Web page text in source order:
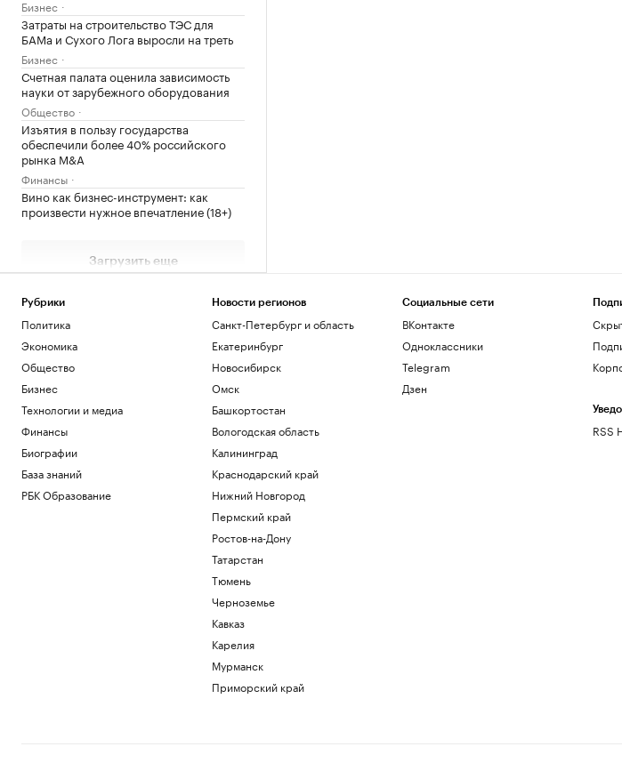
Бизнес
Затраты на строительство ТЭС для
БАМа и Сухого Лога выросли на треть
Бизнес
Счетная палата оценила зависимость
науки от зарубежного оборудования
Общество
Изъятия в пользу государства
обеспечили более 40% российского
рынка M&A
Финансы
Вино как бизнес-инструмент: как
произвести нужное впечатление (18+)
Загрузить еще
Рубрики
Политика
Экономика
Общество
Бизнес
Технологии и медиа
Финансы
Биографии
База знаний
РБК Образование
Новости регионов
Санкт-Петербург и область
Екатеринбург
Новосибирск
Омск
Башкортостан
Вологодская область
Калининград
Краснодарский край
Нижний Новгород
Пермский край
Ростов-на-Дону
Татарстан
Тюмень
Черноземье
Кавказ
Карелия
Мурманск
Приморский край
Социальные сети
ВКонтакте
Одноклассники
Telegram
Дзен
RSS